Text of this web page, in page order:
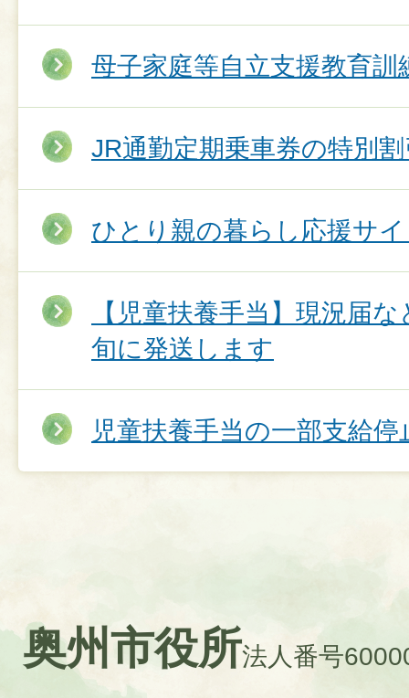
母子家庭等自立支援教育訓
JR通勤定期乗車券の特別
ひとり親の暮らし応援サ
【児童扶養手当】現況届
旬に発送します
児童扶養手当の一部支給
奥州市役所法人番号